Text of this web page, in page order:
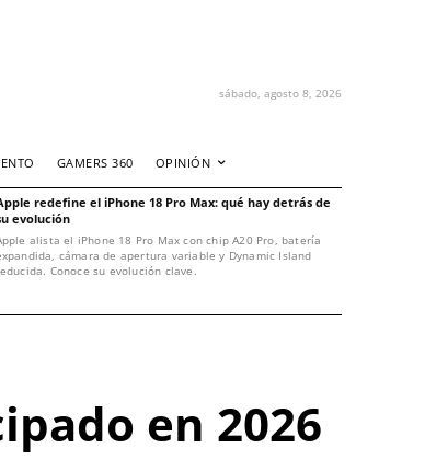
sábado, agosto 8, 2026
GAMERS 360 OPINIÓN
redefine el iPhone 18 Pro Max: qué hay detrás de
evolución
alista el iPhone 18 Pro Max con chip A20 Pro, batería
cámara de apertura variable y Dynamic Island
Conoce su evolución clave.
en 2026